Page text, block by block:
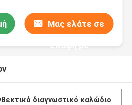
Μας ελάτε σε
επαφή με
διαγνωστικό καλώδιο